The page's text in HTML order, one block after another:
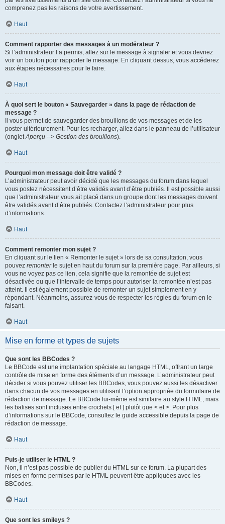
comprenez pas les raisons de votre avertissement.
Haut
Comment rapporter des messages à un modérateur ?
Si l’administrateur l’a permis, allez sur le message à signaler et vous devriez
voir un bouton pour rapporter le message. En cliquant dessus, vous accéderez
aux étapes nécessaires pour le faire.
Haut
À quoi sert le bouton « Sauvegarder » dans la page de rédaction de
message ?
Il vous permet de sauvegarder des brouillons de vos messages et de les
poster ultérieurement. Pour les recharger, allez dans le panneau de l’utilisateur
(ongletAperçu --> Gestion des brouillons).
Haut
Pourquoi mon message doit être validé ?
L’administrateur peut avoir décidé que les messages du forum dans lequel
vous postez nécessitent d’être validés avant d’être publiés. Il est possible aussi
que l’administrateur vous ait placé dans un groupe dont les messages doivent
être validés avant d’être publiés. Contactez l’administrateur pour plus
d’informations.
Haut
Comment remonter mon sujet ?
En cliquant sur le lien « Remonter le sujet » lors de sa consultation, vous
pouvez remonterle sujet en haut du forum sur la première page. Par ailleurs, si
vous ne voyez pas ce lien, cela signifie que la remontée de sujet est
désactivée ou que l’intervalle de temps pour autoriser la remontée n’est pas
atteint. Il est également possible de remonter un sujet simplement en y
répondant. Néanmoins, assurez-vous de respecter les règles du forum en le
faisant.
Haut
Mise en forme et types de sujets
Que sont les BBCodes ?
Le BBCode est une implantation spéciale au langage HTML, offrant un large
contrôle de mise en forme des éléments d’un message. L’administrateur peut
décider si vous pouvez utiliser les BBCodes, vous pouvez aussi les désactiver
dans chacun de vos messages en utilisant l’option appropriée du formulaire de
rédaction de message. Le BBCode lui-même est similaire au style HTML, mais
les balises sont incluses entre crochets [ et ] plutôt que < et >. Pour plus
d’informations sur le BBCode, consultez le guide accessible depuis la page de
rédaction de message.
Haut
Puis-je utiliser le HTML ?
Non, il n’est pas possible de publier du HTML sur ce forum. La plupart des
mises en forme permises par le HTML peuvent être appliquées avec les
BBCodes.
Haut
Que sont les smileys ?